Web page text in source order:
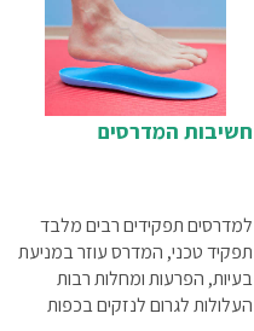
חשיבות המדרסים
למדרסים תפקידים רבים מלבד
תפקיד טכני, המדרס עוזר במניעת
בעיות, הפרעות ומחלות רבות
העלולות לגרום לנזקים בכפות